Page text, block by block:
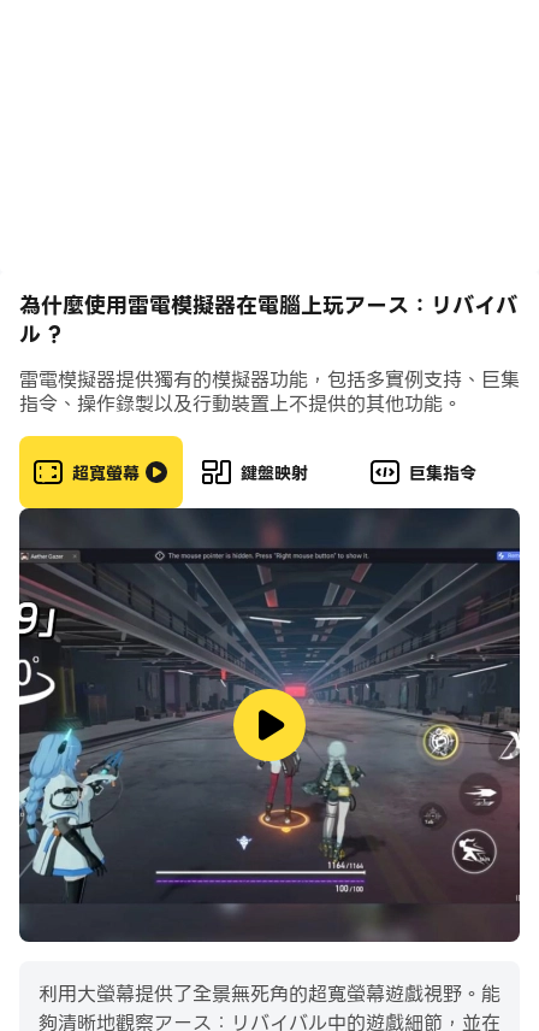
【終末の世界で生き延びろ】
年に一度の福利キャンペーン
【新シーズンで新たな冒険へ】
ダンジョン攻略＆バトル！クラフト&コミュニケーション
【バトルスーツULTRA進化】
圧倒的なバトル！向かう所敵なし
為什麼使用雷電模擬器在電腦上玩アース：リバイバ
ル ?
雷電模擬器提供獨有的模擬器功能，包括多實例支持、巨集
指令、操作錄製以及行動裝置上不提供的其他功能。
超寬螢幕 鍵盤映射 巨集指令
利用大螢幕提供了全景無死角的超寬螢幕遊戲視野。能
夠清晰地觀察アース：リバイバル中的遊戲細節，並在